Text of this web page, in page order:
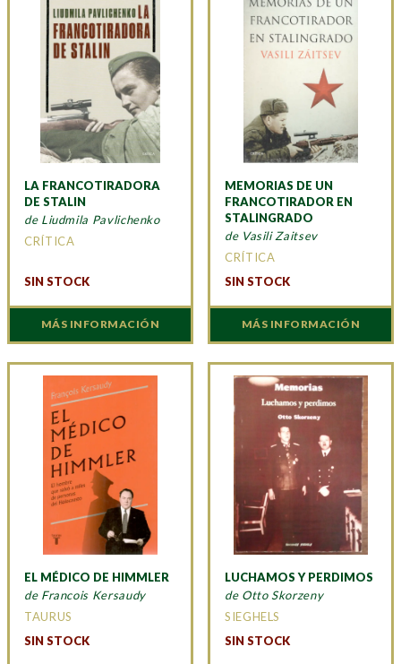
LA FRANCOTIRADORA
DE STALIN
de Liudmila Pavlichenko
CRÍTICA
SIN STOCK
MÁS INFORMACIÓN
MEMORIAS DE UN
FRANCOTIRADOR EN
STALINGRADO
de Vasili Zaitsev
CRÍTICA
SIN STOCK
MÁS INFORMACIÓN
EL MÉDICO DE HIMMLER
de Francois Kersaudy
TAURUS
SIN STOCK
LUCHAMOS Y PERDIMOS
de Otto Skorzeny
SIEGHELS
SIN STOCK